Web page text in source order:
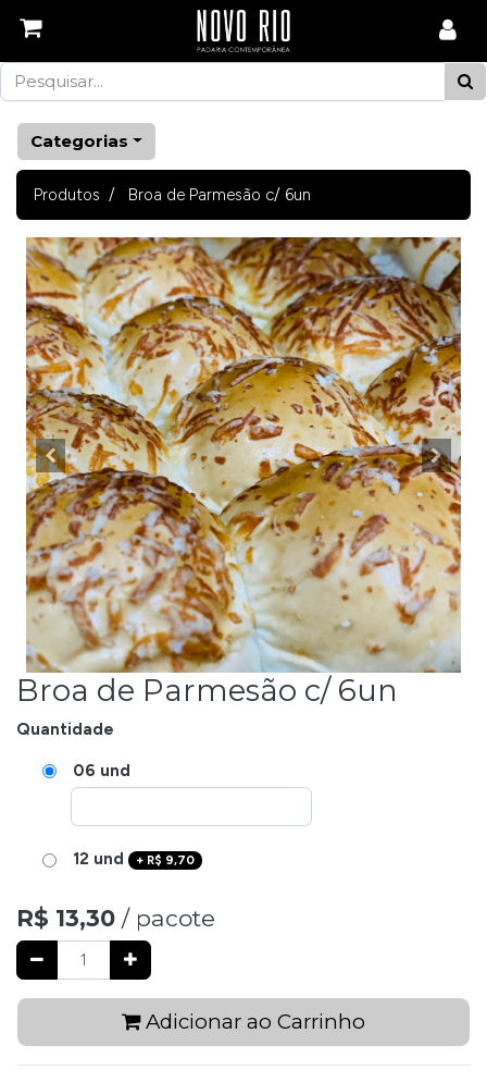
Categorias
Produtos Broa de Parmesão c/ 6un
Broa de Parmesão c/ 6un
Quantidade
06 und
12 und + R$ 9,70
R$ 13,30 / pacote
Adicionar ao Carrinho